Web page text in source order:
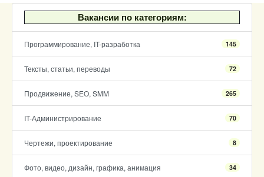
Вакансии по категориям:
Программирование, IT-разработка 145
Тексты, статьи, переводы 72
Продвижение, SEO, SMM 265
IT-Администрирование 70
Чертежи, проектирование 8
Фото, видео, дизайн, графика, анимация 34